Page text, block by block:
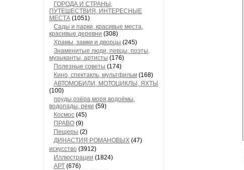
ГОРОДА И СТРАНЫ,
ПУТЕШЕСТВИЯ, ИНТЕРЕСНЫЕ
МЕСТА (1051)
Сады и парки, красивые места,
красивые деревни (308)
Храмы, замки и дворцы (245)
Знаменитые люди, певцы, поэты,
музыканты, артисты (176)
Полезные советы (174)
Кино, спектакль, мультфильм (168)
АВТОМОБИЛИ, МОТОЦИКЛЫ, ЯХТЫ
(100)
пруды,озёра,моря,водоёмы,
водопады, реки (59)
Космос (45)
ПРАВО (9)
Пещеры (2)
ДИНАСТИЯ РОМАНОВЫХ (47)
искусство (3912)
Иллюстрации (1824)
АРТ (676)